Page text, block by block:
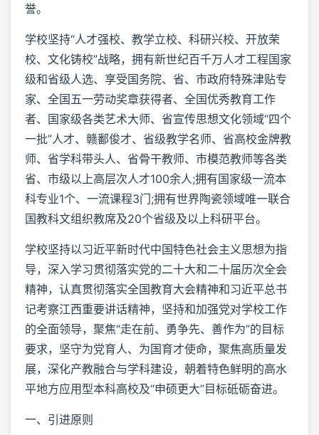
誉。
学校坚持“人才强校、教学立校、科研兴校、开放荣
校、文化铸校”战略，拥有新世纪百千万人才工程国家
级和省级人选、享受国务院、省、市政府特殊津贴专
家、全国五一劳动奖章获得者、全国优秀教育工作
者、国家级各类艺术大师、省宣传思想文化领域“四个
一批”人才、赣鄱俊才、省级教学名师、省高校金牌教
师、省学科带头人、省骨干教师、市模范教师等各类
省、市级以上高层次人才100余人;拥有国家级一流本
科专业1个、一流课程3门;拥有世界陶瓷领域唯一联合
国教科文组织教席及20个省级及以上科研平台。
学校坚持以习近平新时代中国特色社会主义思想为指
导，深入学习贯彻落实党的二十大和二十届历次全会
精神，认真贯彻落实全国教育大会精神和习近平总书
记考察江西重要讲话精神，坚持和加强党对学校工作
的全面领导，聚焦“走在前、勇争先、善作为”的目标
要求，坚守为党育人、为国育才使命，聚焦高质量发
展，深化产教融合与学科建设，朝着特色鲜明的高水
平地方应用型本科高校及“申硕更大”目标砥砺奋进。
一、引进原则